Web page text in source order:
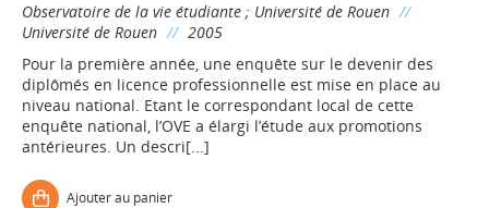
Observatoire de la vie étudiante ; Université de Rouen //
Université de Rouen // 2005
Pour la première année, une enquête sur le devenir des
diplômés en licence professionnelle est mise en place au
niveau national. Etant le correspondant local de cette
enquête national, l’OVE a élargi l’étude aux promotions
antérieures. Un descri[...]
Ajouter au panier